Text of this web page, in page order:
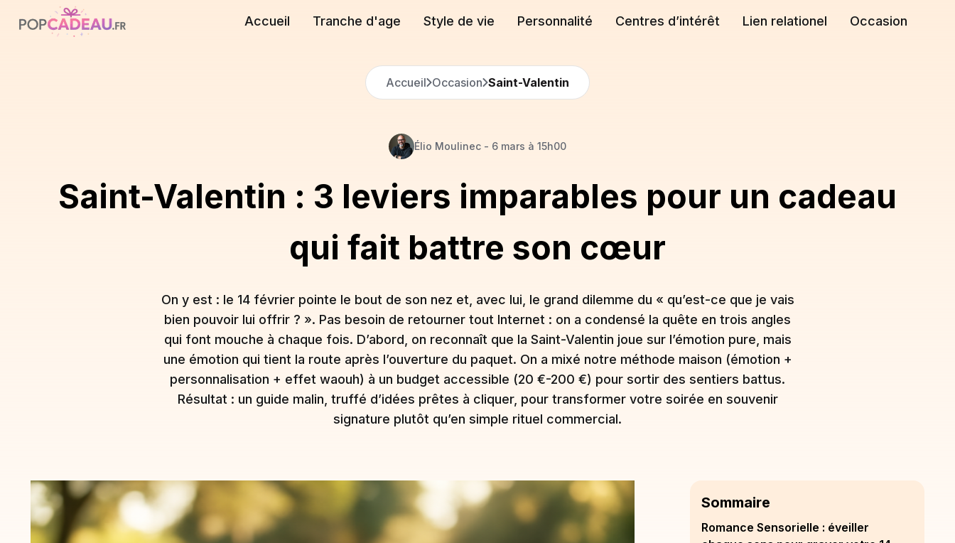
Accueil Tranche d'age Style de vie Personnalité Centres d’intérêt Lien relationel Occasion
Accueil Occasion Saint-Valentin
Élio Moulinec - 6 mars à 15h00
Saint-Valentin : 3 leviers imparables pour un cadeau
qui fait battre son cœur
On y est : le 14 février pointe le bout de son nez et, avec lui, le grand dilemme du « qu’est-ce que je vais
bien pouvoir lui offrir ? ». Pas besoin de retourner tout Internet : on a condensé la quête en trois angles
qui font mouche à chaque fois. D’abord, on reconnaît que la Saint-Valentin joue sur l’émotion pure, mais
une émotion qui tient la route après l’ouverture du paquet. On a mixé notre méthode maison (émotion +
personnalisation + effet waouh) à un budget accessible (20 €-200 €) pour sortir des sentiers battus.
Résultat : un guide malin, truffé d’idées prêtes à cliquer, pour transformer votre soirée en souvenir
signature plutôt qu’en simple rituel commercial.
Sommaire
Romance Sensorielle : éveiller